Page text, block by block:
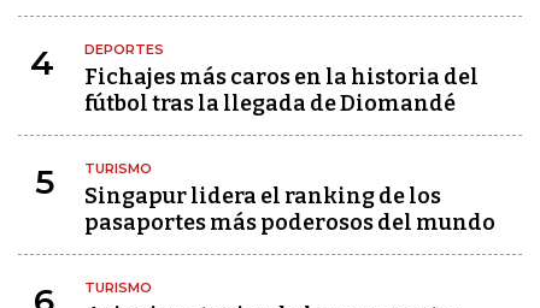
4 DEPORTES
Fichajes más caros en la historia del
fútbol tras la llegada de Diomandé
5 TURISMO
Singapur lidera el ranking de los
pasaportes más poderosos del mundo
TURISMO